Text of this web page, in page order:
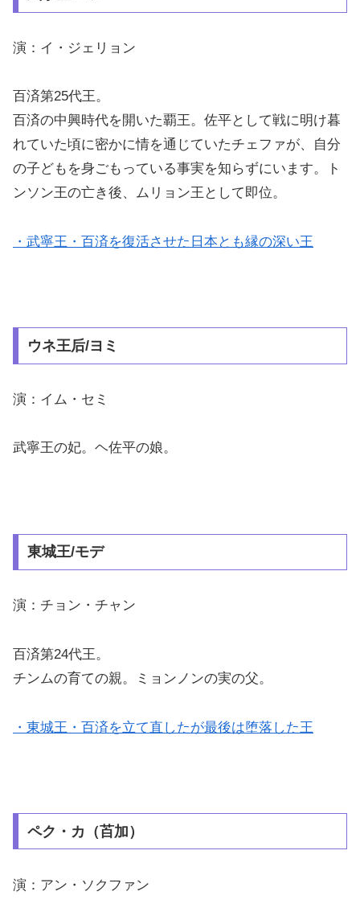
演：イ・ジェリョン
百済第25代王。
百済の中興時代を開いた覇王。佐平として戦に明け暮
れていた頃に密かに情を通じていたチェファが、自分
の子どもを身ごもっている事実を知らずにいます。ト
ンソン王の亡き後、ムリョン王として即位。
・武寧王・百済を復活させた日本とも縁の深い王
ウネ王后/ヨミ
演：イム・セミ
武寧王の妃。ヘ佐平の娘。
東城王/モデ
演：チョン・チャン
百済第24代王。
チンムの育ての親。ミョンノンの実の父。
・東城王・百済を立て直したが最後は堕落した王
ペク・カ（苩加）
演：アン・ソクファン